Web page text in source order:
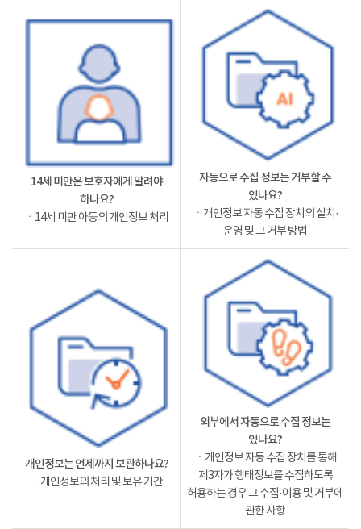
14세 미만은 보호자에게 알려야
하나요?
ㆍ14세 미만 아동의 개인정보 처리
자동으로 수집 정보는 거부할 수
있나요?
ㆍ개인정보 자동 수집 장치의 설치·
운영 및 그 거부 방법
개인정보는 언제까지 보관하나요?
ㆍ개인정보의 처리 및 보유 기간
외부에서 자동으로 수집 정보는
있나요?
ㆍ개인정보 자동 수집 장치를 통해
제3자가 행태정보를 수집하도록
허용하는 경우 그 수집·이용 및 거부에
관한 사항